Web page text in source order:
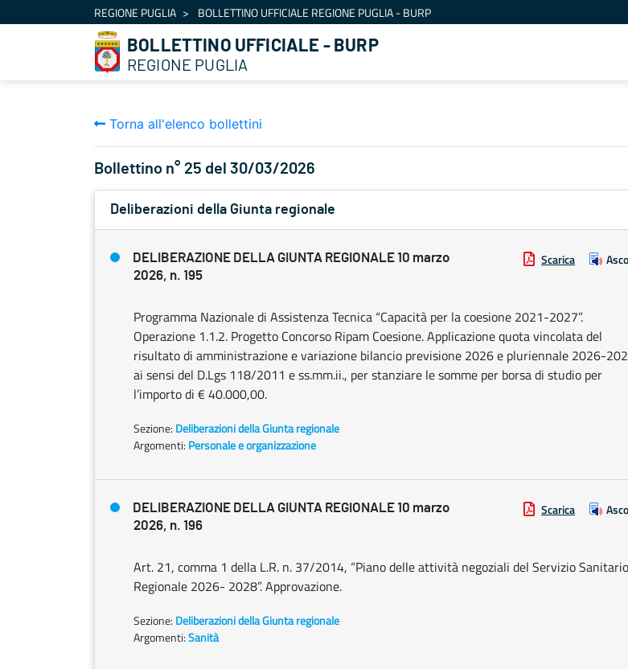
Salta al contenutoREGIONE PUGLIA BOLLETTINO UFFICIALE REGIONE PUGLIA - BURP
BOLLETTINO UFFICIALE - BURP
REGIONE PUGLIA
Torna all'elenco bollettini
Bollettino n° 25 del 30/03/2026
Deliberazioni della Giunta regionale
DELIBERAZIONE DELLA GIUNTA REGIONALE 10 marzo
2026, n. 195
Scarica
Programma Nazionale di Assistenza Tecnica “Capacità per la coesione 2021-2027”.
Operazione 1.1.2. Progetto Concorso Ripam Coesione. Applicazione quota vincolata del
risultato di amministrazione e variazione bilancio previsione 2026 e pluriennale 2026-
ai sensi del D.Lgs 118/2011 e ss.mm.ii., per stanziare le somme per borsa di studio per
l’importo di € 40.000,00.
Sezione: Deliberazioni della Giunta regionale
Argomenti: Personale e organizzazione
DELIBERAZIONE DELLA GIUNTA REGIONALE 10 marzo
2026, n. 196
Scarica
Art. 21, comma 1 della L.R. n. 37/2014, “Piano delle attività negoziali del Servizio Sanitario
Regionale 2026- 2028”. Approvazione.
Sezione: Deliberazioni della Giunta regionale
Argomenti:Sanità